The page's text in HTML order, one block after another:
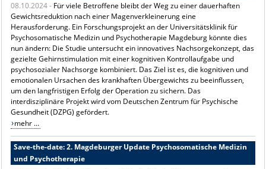
08.10.2024 - Für viele Betroffene bleibt der Weg zu einer dauerhaften
Gewichtsreduktion nach einer Magenverkleinerung eine
Herausforderung. Ein Forschungsprojekt an der Universitätsklinik für
Psychosomatische Medizin und Psychotherapie Magdeburg könnte dies
nun ändern: Die Studie untersucht ein innovatives Nachsorgekonzept, das
gezielte Gehirnstimulation mit einer kognitiven Kontrollaufgabe und
psychosozialer Nachsorge kombiniert. Das Ziel ist es, die kognitiven und
emotionalen Ursachen des krankhaften Übergewichts zu beeinflussen,
um den langfristigen Erfolg der Operation zu sichern. Das
interdisziplinäre Projekt wird vom Deutschen Zentrum für Psychische
Gesundheit (DZPG) gefördert.
mehr ...
Save-the-date: 2. Magdeburger Update Psychosomatische Medizin
und Psychotherapie